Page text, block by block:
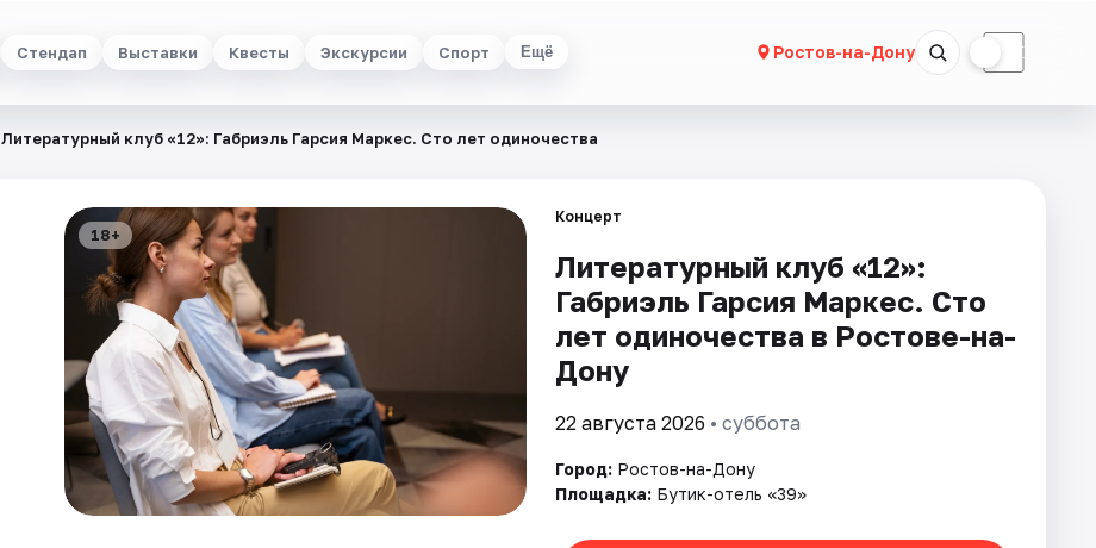
Стендап Выставки Квесты Экскурсии Спорт Ещё Ростов-на-Дону ☾
Литературный клуб «12»: Габриэль Гарсия Маркес. Сто лет одиночества
18+
Концерт
Литературный клуб «12»:
Габриэль Гарсия Маркес. Сто
лет одиночества в Ростове-на-
Дону
22 августа 2026 • суббота
Город: Ростов-на-Дону
Площадка: Бутик-отель «39»